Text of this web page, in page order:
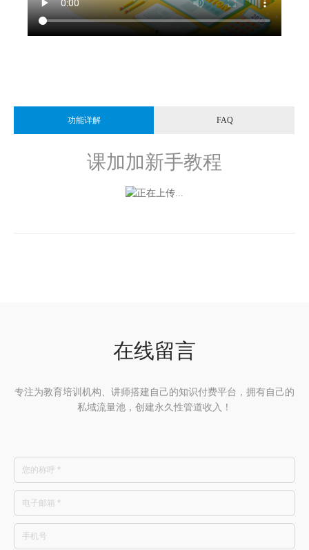
功能详解 FAQ
课加加新手教程
在线留言
专注为教育培训机构、讲师搭建自己的知识付费平台，拥有自己的
私域流量池，创建永久性管道收入！